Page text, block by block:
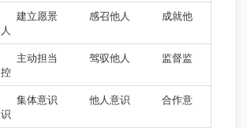
建立愿景 感召他人
成就他
人
主动担当 驾驭他人
监督监
控
集体意识 他人意识
合作意
识